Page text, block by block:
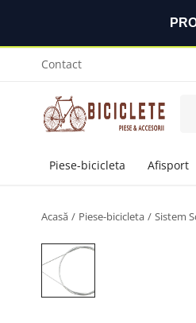
Contact
Piese-bicicleta Afisport
Acasă Piese-bicicleta Sistem